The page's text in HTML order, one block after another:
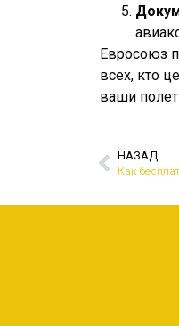
Евросоюз
всех, кто
ваши
НАЗАД
Как